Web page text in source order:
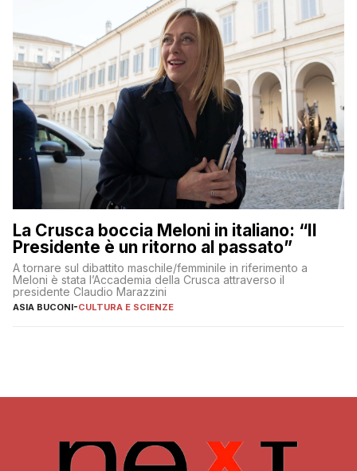
La Crusca boccia Meloni in italiano: “Il
Presidente è un ritorno al passato”
A tornare sul dibattito maschile/femminile in riferimento a
Meloni è stata l’Accademia della Crusca attraverso il
presidente Claudio Marazzini
ASIA BUCONI-CULTURA E SCIENZE